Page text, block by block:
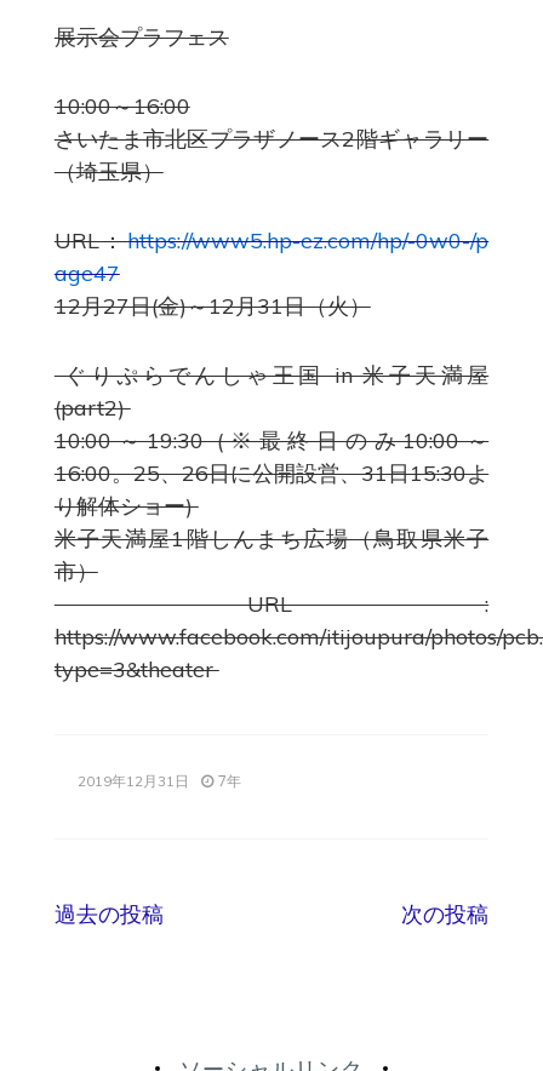
展示会プラフェス
10:00～16:00
さいたま市北区プラザノース2階ギャラリー
（埼玉県）
URL：https://www5.hp-ez.com/hp/-0w0-/p
age47
12月27日(金)～12月31日（火）
ぐりぷらでんしゃ王国 in 米子天満屋
(part2)
10:00～19:30 (※最終日のみ10:00～
16:00。25、26日に公開設営、31日15:30よ
り解体ショー)
米子天満屋1階しんまち広場（鳥取県米子
市）
URL :
https://www.facebook.com/itijoupura/photos/
type=3&theater
2019年12月31日 7年
投
過去の投稿 次の投稿